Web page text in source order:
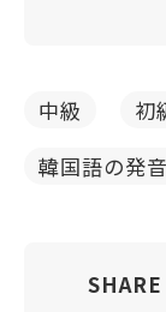
中級 初
韓国語の発
SHARE